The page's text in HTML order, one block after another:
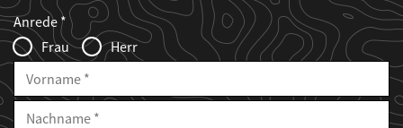
Web2Case
Infofelder
Fieldset
anrede_name
Anrede
Frau
Herr
Vorname
Nachname